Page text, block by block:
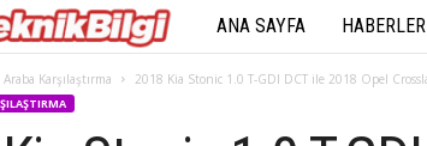
r
ANA SAYFA HABERLER
Araba Karşılaştırma 2018 Kia Stonic 1.0 T-GDI DCT ile 2018 Opel